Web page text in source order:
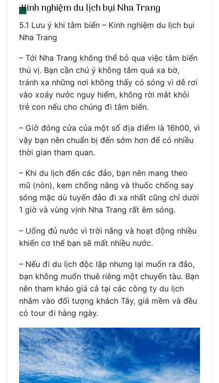
Kinh nghiệm du lịch bụi Nha Trang
5.1 Lưu ý khi tắm biển – Kinh nghiệm du lịch bụi
Nha Trang
– Tới Nha Trang không thể bỏ qua việc tắm biển
thú vị. Bạn cần chú ý không tắm quá xa bờ,
tránh xa những nơi không thấy có sóng vì dễ rơi
vào xoáy nước nguy hiểm, không rời mắt khỏi
trẻ con nếu cho chúng đi tắm biển.
– Giờ đóng cửa của một số địa điểm là 16h00, vì
vậy bạn nên chuẩn bị đến sớm hơn để có nhiều
thời gian tham quan.
– Khi du lịch đến các đảo, bạn nên mang theo
mũ (nón), kem chống nắng và thuốc chống say
sóng mặc dù tuyến đảo đi xa nhất cũng chỉ dưới
1 giờ và vùng vịnh Nha Trang rất êm sóng.
– Uống đủ nước vì trời nắng và hoạt động nhiều
khiến cơ thể bạn sẽ mất nhiều nước.
– Nếu đi du lịch độc lập nhưng lại muốn ra đảo,
bạn không muốn thuê riêng một chuyến tàu. Bạn
nên tham khảo giá cả tại các công ty du lịch
nhắm vào đối tượng khách Tây, giá mềm và đều
có tour đi hàng ngày.